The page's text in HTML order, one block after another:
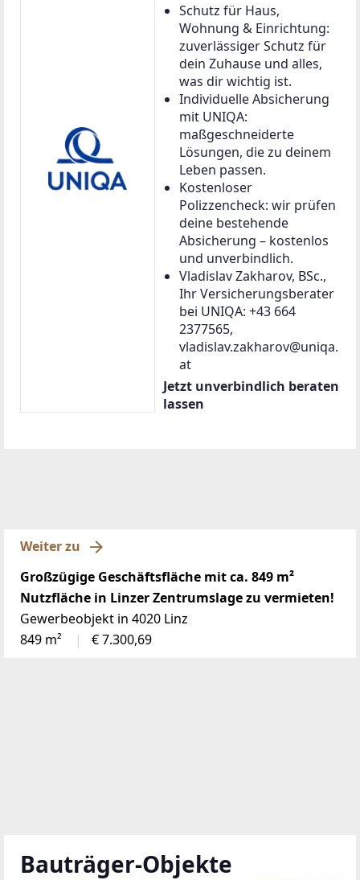
Schutz für Haus,
Wohnung & Einrichtung:
zuverlässiger Schutz für
dein Zuhause und alles,
was dir wichtig ist.
Individuelle Absicherung
mit UNIQA:
maßgeschneiderte
Lösungen, die zu deinem
Leben passen.
Kostenloser
Polizzencheck: wir prüfen
deine bestehende
Absicherung – kostenlos
und unverbindlich.
Vladislav Zakharov, BSc.,
Ihr Versicherungsberater
bei UNIQA: +43 664
2377565,
vladislav.zakharov@uniqa.
at
Jetzt unverbindlich beraten
lassen
Weiter zu
Großzügige Geschäftsfläche mit ca. 849 m²
Nutzfläche in Linzer Zentrumslage zu vermieten!
Gewerbeobjekt in 4020 Linz
849 m²
€ 7.300,69
Bauträger-Objekte